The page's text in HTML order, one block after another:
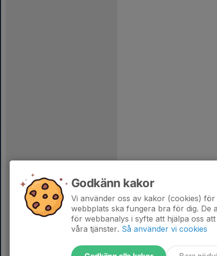
Godkänn kakor
Vi använder oss av kakor (cookies)
webbplats ska fungera bra för dig. De
för webbanalys i syfte att hjälpa oss
våra tjänster. Så använder vi cookies